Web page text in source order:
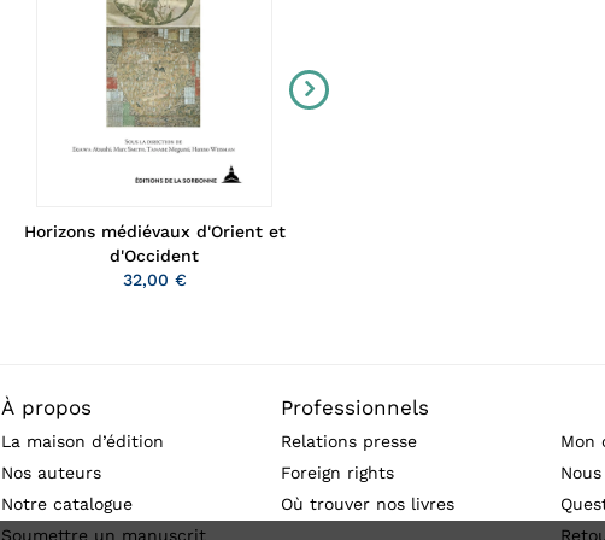
Horizons médiévaux d'Orient et
d'Occident
32,00 €
À propos
La maison d’édition
Nos auteurs
Notre catalogue
Soumettre un manuscrit
Professionnels
Relations presse
Foreign rights
Où trouver nos livres
Mon